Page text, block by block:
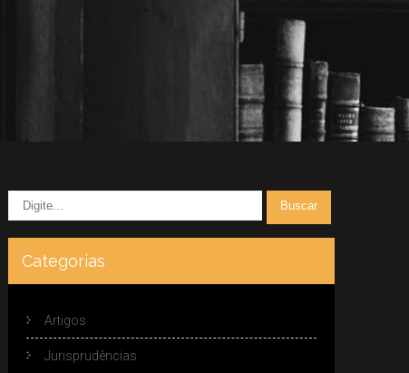
Categorias
Artigos
Jurisprudências